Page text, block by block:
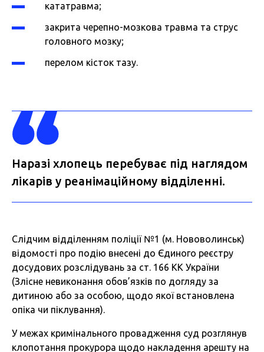
кататравма;
закрита черепно-мозкова травма та струс
головного мозку;
перелом кісток тазу.
Наразі хлопець перебуває під наглядом
лікарів у реанімаційному відділенні.
Слідчим відділенням поліції №1 (м. Нововолинськ)
відомості про подію внесені до Єдиного реєстру
досудових розслідувань за ст. 166 КК України
(Злісне невиконання обов’язків по догляду за
дитиною або за особою, щодо якої встановлена
опіка чи піклування).
У межах кримінального провадження суд розглянув
клопотання прокурора щодо накладення арешту на